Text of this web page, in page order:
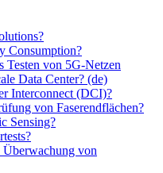
Consumption?
Testen von 5G-Netzen
Data Center? (de)
Interconnect (DCI)?
von Faserendflächen?
Sensing?
Überwachung von